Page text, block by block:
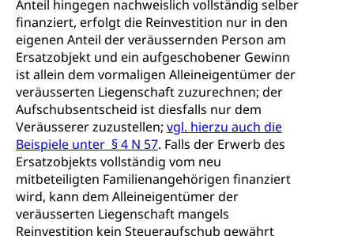
Anteil hingegen nachweislich vollständig selber
finanziert, erfolgt die Reinvestition nur in den
eigenen Anteil der veräussernden Person am
Ersatzobjekt und ein aufgeschobener Gewinn
ist allein dem vormaligen Alleineigentümer der
veräusserten Liegenschaft zuzurechnen; der
Aufschubsentscheid ist diesfalls nur dem
Veräusserer zuzustellen; vgl. hierzu auch die
Beispiele unter § 4 N 57. Falls der Erwerb des
Ersatzobjekts vollständig vom neu
mitbeteiligten Familienangehörigen finanziert
wird, kann dem Alleineigentümer der
veräusserten Liegenschaft mangels
Reinvestition kein Steueraufschub gewährt